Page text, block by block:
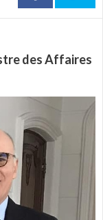
des Affaires